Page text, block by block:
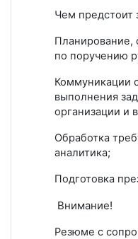
Чем предстоит
Планирование,
по поручению
Коммуникации
выполнения
организации и
Обработка
аналитика;
Подготовка
Внимание!
Резюме с